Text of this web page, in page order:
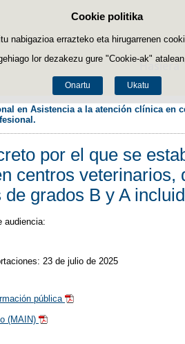
Cookie politika
nabigazioa errazteko eta hirugarrenen
lor dezakezu gure "Cookie-ak" atalean,
Onartu Ukatu
Edukira salto egin
Hasiera
en Asistencia a la atención clínica
por el que se
centros
grados B y A
audiencia:
23 de julio de 2025
pública
(MAIN)